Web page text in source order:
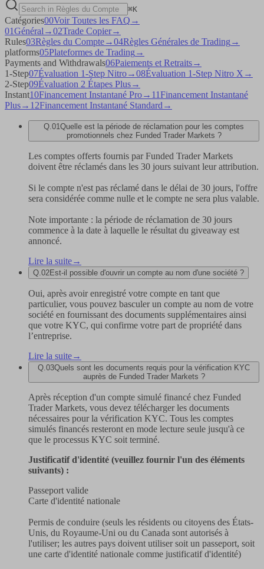
⌘K
Catégories00Voir Toutes les FAQ →
01Général →02Trade Copier→
Rules03Règles du Compte→04Règles Générales de Trading →
platforms05Plateformes de Trading →
Payments and Withdrawals06Paiements et Retraits→
1-Step07Évaluation 1-Step Nitro→08Évaluation 1-Step Nitro X →
2-Step09Évaluation 2 Étapes Plus→
Instant10Financement Instantané Pro→ 11Financement Instantané
Plus→ 12Financement Instantané Standard →
Q. 01Quelle est la période de réclamation pour les comptes
promotionnels chez Funded Trader Markets ?
Les comptes offerts fournis par Funded Trader Markets
doivent être réclamés dans les 30 jours suivant leur attribution.
Si le compte n'est pas réclamé dans le délai de 30 jours, l'offre
sera considérée comme nulle et le compte ne sera plus valable.
Note importante : la période de réclamation de 30 jours
commence à la date à laquelle le résultat du giveaway est
annoncé.
Lire la suite→
Q. 02Est-il possible d'ouvrir un compte au nom d'une société ?
Oui, après avoir enregistré votre compte en tant que
particulier, vous pouvez basculer un compte au nom de votre
société en fournissant des documents supplémentaires ainsi
que votre KYC, qui confirme votre part de propriété dans
l’entreprise.
Lire la suite→
Q. 03Quels sont les documents requis pour la vérification KYC
auprès de Funded Trader Markets ?
Après réception d'un compte simulé financé chez Funded
Trader Markets, vous devez télécharger les documents
nécessaires pour la vérification KYC. Tous les comptes
simulés financés resteront en mode lecture seule jusqu'à ce
que le processus KYC soit terminé.
Justificatif d'identité (veuillez fournir l'un des éléments
suivants) :
Passeport valide
Carte d'identité nationale
Permis de conduire (seuls les résidents ou citoyens des États-
Unis, du Royaume-Uni ou du Canada sont autorisés à
l'utiliser; les autres pays doivent utiliser soit un passeport, soit
une carte d'identité nationale comme justificatif d'identité)